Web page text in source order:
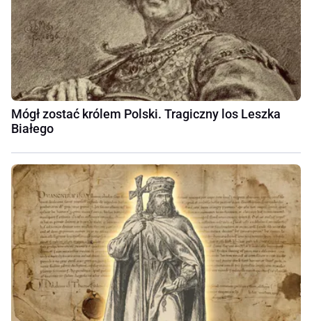
Mógł zostać królem Polski. Tragiczny los Leszka
Białego